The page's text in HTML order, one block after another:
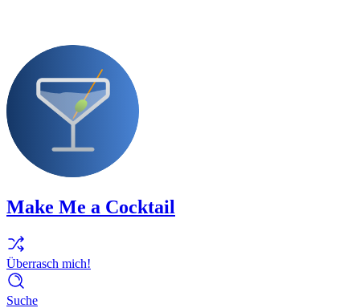
Make Me a Cocktail
Überrasch mich!
Suche